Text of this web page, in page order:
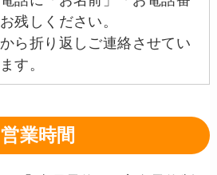
残しください。
ら折り返しご連絡させてい
す。
営業時間